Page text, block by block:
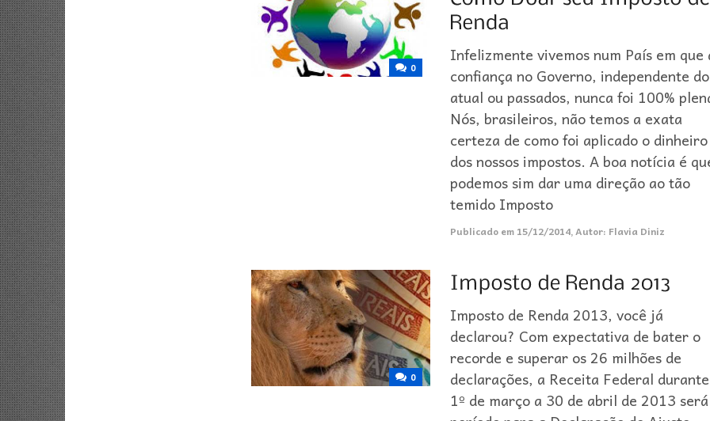
0
Infelizmente vivemos num País em que
confiança no Governo, independente do
atual ou passados, nunca foi 100%
Nós, brasileiros, não temos a exata
certeza de como foi aplicado o dinheiro
dos nossos impostos. A boa notícia é
podemos sim dar uma direção ao tão
temido Imposto
Publicado em 15/12/2014,Autor: Flavia Diniz
0
Imposto de Renda 2013, você já
declarou? Com expectativa de bater o
recorde e superar os 26 milhões de
declarações, a Receita Federal durante
1º de março a 30 de abril de 2013